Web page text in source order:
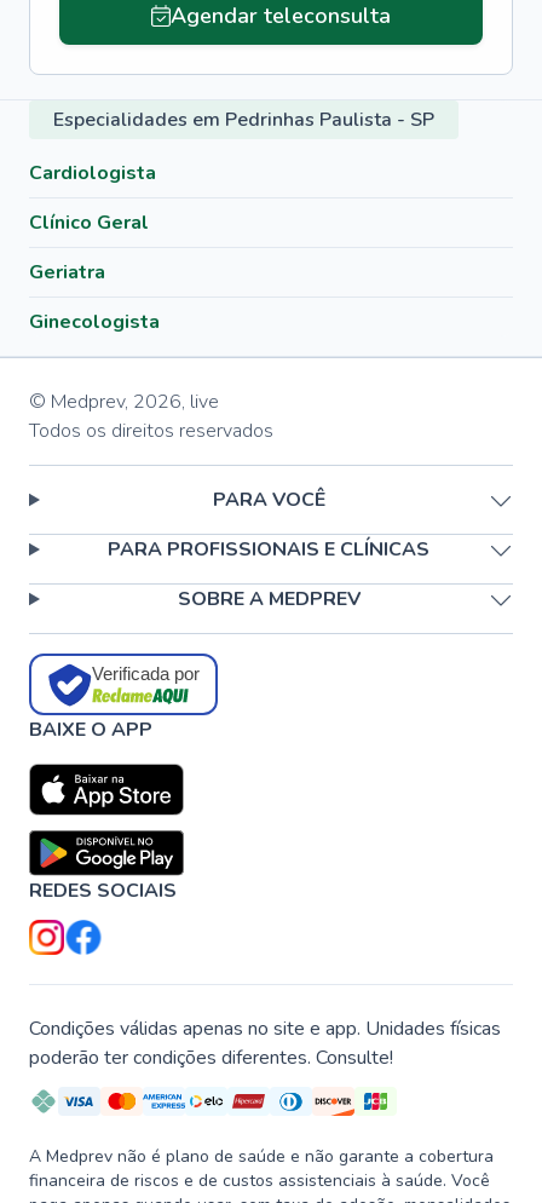
Agendar teleconsulta
Especialidades em Pedrinhas Paulista - SP
Cardiologista
Clínico Geral
Geriatra
Ginecologista
© Medprev, 2026, live
Todos os direitos reservados
PARA VOCÊ
PARA PROFISSIONAIS E CLÍNICAS
SOBRE A MEDPREV
Verificada por
BAIXE O APP
REDES SOCIAIS
Condições válidas apenas no site e app. Unidades físicas
poderão ter condições diferentes. Consulte!
A Medprev não é plano de saúde e não garante a cobertura
financeira de riscos e de custos assistenciais à saúde. Você